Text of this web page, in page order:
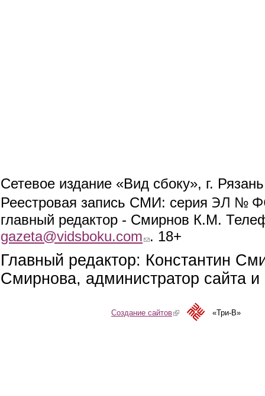
Сетевое издание «Вид сбоку», г.
Реестровая запись СМИ: серия ЭЛ №
главный редактор - Смирнов К.М.
gazeta@vidsboku.com (link sends e-mail)
. 18+
Главный редактор: Константин
Смирнова, администратор сайта
Создание сайтов(link is external)«Три-В»